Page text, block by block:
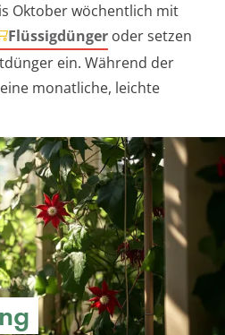
Oktober wöchentlich mit
Flüssigdünger oder setzen
ein. Während der
monatliche, leichte